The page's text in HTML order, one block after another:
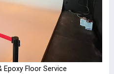
Epoxy Floor Service